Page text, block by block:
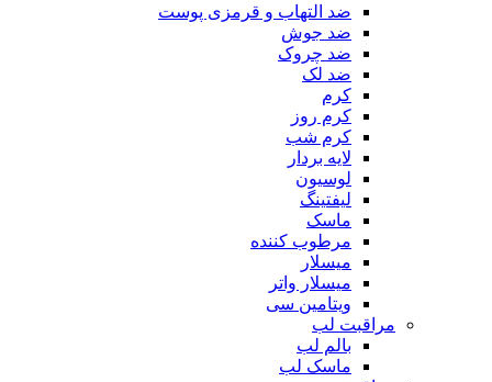
ضد التهاب و قرمزی پوست
‌ضد جوش
ضد چروک
ضد لک
کرم
کرم روز
کرم شب
لایه بردار
لوسیون
لیفتینگ
ماسک
مرطوب کننده
میسلار
میسلار واتر
ویتامین سی
مراقبت لب
بالم لب
ماسک لب